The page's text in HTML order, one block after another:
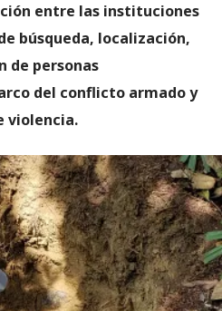
entre las instituciones
búsqueda, localización,
de personas
del conflicto armado y
violencia.